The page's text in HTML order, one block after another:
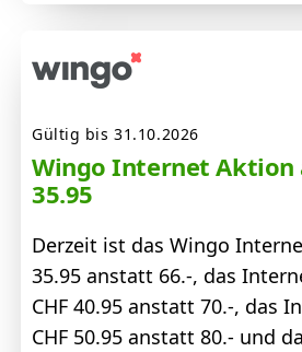
Gültig bis 31.10.2026
Wingo Internet Aktion
35.95
Derzeit ist das Wingo
35.95 anstatt 66.-, das
CHF 40.95 anstatt 70.-, das
CHF 50.95 anstatt 80.- und